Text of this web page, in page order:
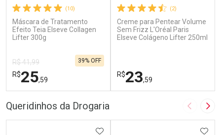
(10)
Máscara de Tratamento
Efeito Teia Elseve Collagen
Lifter 300g
R$ 41,99
R$25,59
39% OFF
(2)
Creme para Pentear Volume
Sem Frizz L'Oréal Paris
Elseve Colágeno Lifter 250ml
R$23,59
Queridinhos da Drogaria Imagem
ADICIONAR AOS FAVORITOS